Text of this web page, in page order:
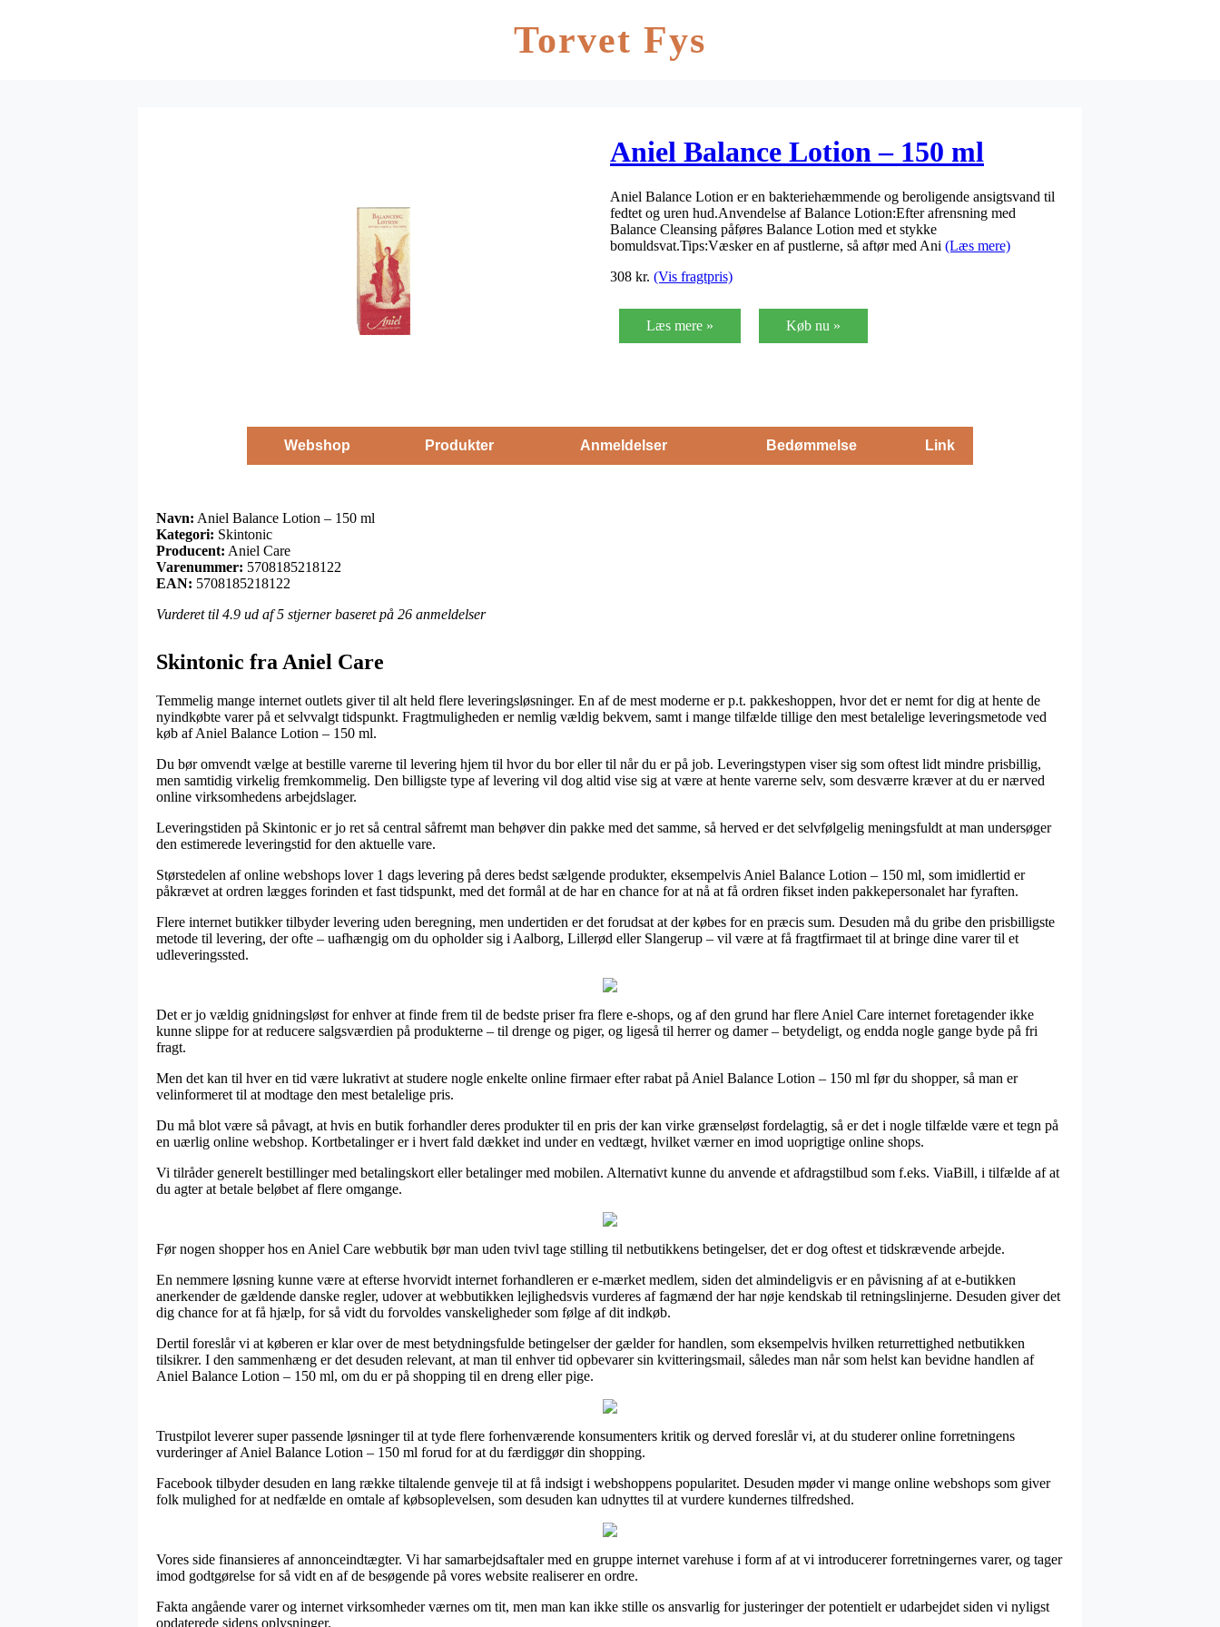
Torvet Fys
Aniel Balance Lotion – 150 ml
Aniel Balance Lotion er en bakteriehæmmende og beroligende ansigtsvand til
fedtet og uren hud.Anvendelse af Balance Lotion:Efter afrensning med
Balance Cleansing påføres Balance Lotion med et stykke
bomuldsvat.Tips:Væsker en af pustlerne, så aftør med Ani (Læs mere)
308 kr. (Vis fragtpris)
Læs mere » Køb nu »
Webshop Produkter Anmeldelser Bedømmelse Link
Navn: Aniel Balance Lotion – 150 ml
Kategori: Skintonic
Producent: Aniel Care
Varenummer: 5708185218122
EAN: 5708185218122
Vurderet til 4.9 ud af 5 stjerner baseret på 26 anmeldelser
Skintonic fra Aniel Care
Temmelig mange internet outlets giver til alt held flere leveringsløsninger. En af de mest moderne er p.t. pakkeshoppen, hvor det er nemt for dig at hente de
nyindkøbte varer på et selvvalgt tidspunkt. Fragtmuligheden er nemlig vældig bekvem, samt i mange tilfælde tillige den mest betalelige leveringsmetode ved
køb af Aniel Balance Lotion – 150 ml.
Du bør omvendt vælge at bestille varerne til levering hjem til hvor du bor eller til når du er på job. Leveringstypen viser sig som oftest lidt mindre prisbillig,
men samtidig virkelig fremkommelig. Den billigste type af levering vil dog altid vise sig at være at hente varerne selv, som desværre kræver at du er nærved
online virksomhedens arbejdslager.
Leveringstiden på Skintonic er jo ret så central såfremt man behøver din pakke med det samme, så herved er det selvfølgelig meningsfuldt at man undersøger
den estimerede leveringstid for den aktuelle vare.
Størstedelen af online webshops lover 1 dags levering på deres bedst sælgende produkter, eksempelvis Aniel Balance Lotion – 150 ml, som imidlertid er
påkrævet at ordren lægges forinden et fast tidspunkt, med det formål at de har en chance for at nå at få ordren fikset inden pakkepersonalet har fyraften.
Flere internet butikker tilbyder levering uden beregning, men undertiden er det forudsat at der købes for en præcis sum. Desuden må du gribe den prisbilligste
metode til levering, der ofte – uafhængig om du opholder sig i Aalborg, Lillerød eller Slangerup – vil være at få fragtfirmaet til at bringe dine varer til et
udleveringssted.
Det er jo vældig gnidningsløst for enhver at finde frem til de bedste priser fra flere e-shops, og af den grund har flere Aniel Care internet foretagender ikke
kunne slippe for at reducere salgsværdien på produkterne – til drenge og piger, og ligeså til herrer og damer – betydeligt, og endda nogle gange byde på fri
fragt.
Men det kan til hver en tid være lukrativt at studere nogle enkelte online firmaer efter rabat på Aniel Balance Lotion – 150 ml før du shopper, så man er
velinformeret til at modtage den mest betalelige pris.
Du må blot være så påvagt, at hvis en butik forhandler deres produkter til en pris der kan virke grænseløst fordelagtig, så er det i nogle tilfælde være et tegn på
en uærlig online webshop. Kortbetalinger er i hvert fald dækket ind under en vedtægt, hvilket værner en imod uoprigtige online shops.
Vi tilråder generelt bestillinger med betalingskort eller betalinger med mobilen. Alternativt kunne du anvende et afdragstilbud som f.eks. ViaBill, i tilfælde af at
du agter at betale beløbet af flere omgange.
Før nogen shopper hos en Aniel Care webbutik bør man uden tvivl tage stilling til netbutikkens betingelser, det er dog oftest et tidskrævende arbejde.
En nemmere løsning kunne være at efterse hvorvidt internet forhandleren er e-mærket medlem, siden det almindeligvis er en påvisning af at e-butikken
anerkender de gældende danske regler, udover at webbutikken lejlighedsvis vurderes af fagmænd der har nøje kendskab til retningslinjerne. Desuden giver det
dig chance for at få hjælp, for så vidt du forvoldes vanskeligheder som følge af dit indkøb.
Dertil foreslår vi at køberen er klar over de mest betydningsfulde betingelser der gælder for handlen, som eksempelvis hvilken returrettighed netbutikken
tilsikrer. I den sammenhæng er det desuden relevant, at man til enhver tid opbevarer sin kvitteringsmail, således man når som helst kan bevidne handlen af
Aniel Balance Lotion – 150 ml, om du er på shopping til en dreng eller pige.
Trustpilot leverer super passende løsninger til at tyde flere forhenværende konsumenters kritik og derved foreslår vi, at du studerer online forretningens
vurderinger af Aniel Balance Lotion – 150 ml forud for at du færdiggør din shopping.
Facebook tilbyder desuden en lang række tiltalende genveje til at få indsigt i webshoppens popularitet. Desuden møder vi mange online webshops som giver
folk mulighed for at nedfælde en omtale af købsoplevelsen, som desuden kan udnyttes til at vurdere kundernes tilfredshed.
Vores side finansieres af annonceindtægter. Vi har samarbejdsaftaler med en gruppe internet varehuse i form af at vi introducerer forretningernes varer, og tager
imod godtgørelse for så vidt en af de besøgende på vores website realiserer en ordre.
Fakta angående varer og internet virksomheder værnes om tit, men man kan ikke stille os ansvarlig for justeringer der potentielt er udarbejdet siden vi nyligst
opdaterede sidens oplysninger.